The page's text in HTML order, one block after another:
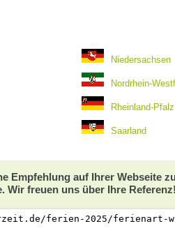
Niedersachsen
Nordrhein-
Rheinland-Pfalz
Saarland
Empfehlung auf Ihrer Webseite
Wir freuen uns über Ihre Referenz!